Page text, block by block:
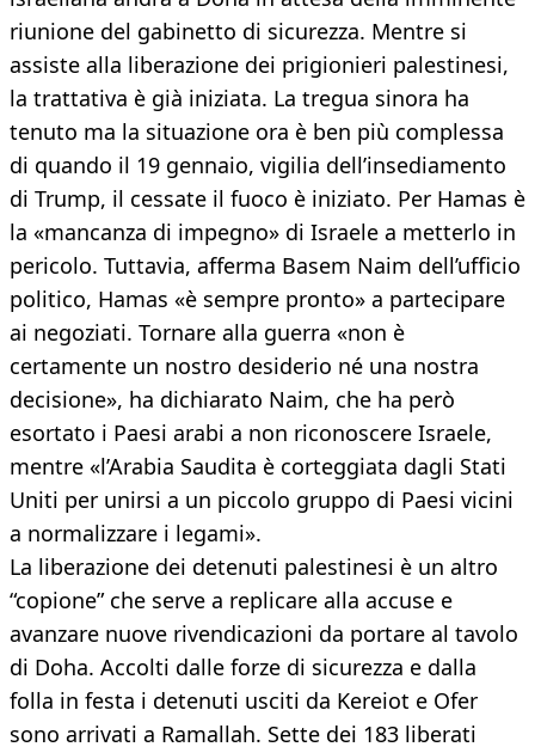
riunione del gabinetto di sicurezza. Mentre si
assiste alla liberazione dei prigionieri palestinesi,
la trattativa è già iniziata. La tregua sinora ha
tenuto ma la situazione ora è ben più complessa
di quando il 19 gennaio, vigilia dell’insediamento
di Trump, il cessate il fuoco è iniziato. Per Hamas è
la «mancanza di impegno» di Israele a metterlo in
pericolo. Tuttavia, afferma Basem Naim dell’ufficio
politico, Hamas «è sempre pronto» a partecipare
ai negoziati. Tornare alla guerra «non è
certamente un nostro desiderio né una nostra
decisione», ha dichiarato Naim, che ha però
esortato i Paesi arabi a non riconoscere Israele,
mentre «l’Arabia Saudita è corteggiata dagli Stati
Uniti per unirsi a un piccolo gruppo di Paesi vicini
a normalizzare i legami».
La liberazione dei detenuti palestinesi è un altro
“copione” che serve a replicare alla accuse e
avanzare nuove rivendicazioni da portare al tavolo
di Doha. Accolti dalle forze di sicurezza e dalla
folla in festa i detenuti usciti da Kereiot e Ofer
sono arrivati a Ramallah. Sette dei 183 liberati